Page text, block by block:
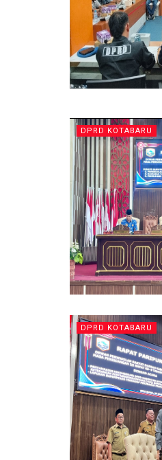
DPRD KOTABARU
DPRD KOTABARU